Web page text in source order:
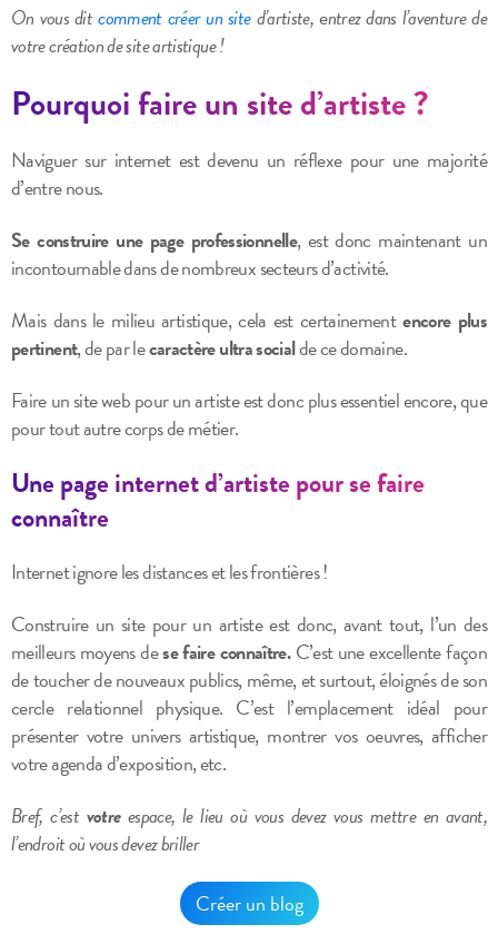
On vous ditcomment créer un sited’artiste,entrez dans l’aventure de
votre création de site artistique !
Pourquoi faire un site d’artiste ?
Naviguer sur internet est devenu un réflexe pour une majorité
d’entre nous.
Se construire une page professionnelle, est donc maintenant un
incontournable dans de nombreux secteurs d’activité.
Mais dans le milieu artistique, cela est certainementencore plus
pertinent, de par lecaractère ultra socialde ce domaine.
Faire un site web pour un artiste est donc plus essentiel encore, que
pour tout autre corps de métier.
Une page internet d’artiste pour se faire
connaître
Internet ignore les distances et les frontières !
Construire un site pour un artiste est donc, avant tout, l’un des
meilleurs moyens dese faire connaître.C’est une excellente façon
de toucher de nouveaux publics, même, et surtout, éloignés de son
cercle relationnel physique. C’est l’emplacement idéal pour
présenter votre univers artistique, montrer vos oeuvres, afficher
votre agenda d’exposition, etc.
Bref, c’est votreespace, le lieu où vous devez vous mettre en avant,
l’endroit où vous devez briller
Créer un blog